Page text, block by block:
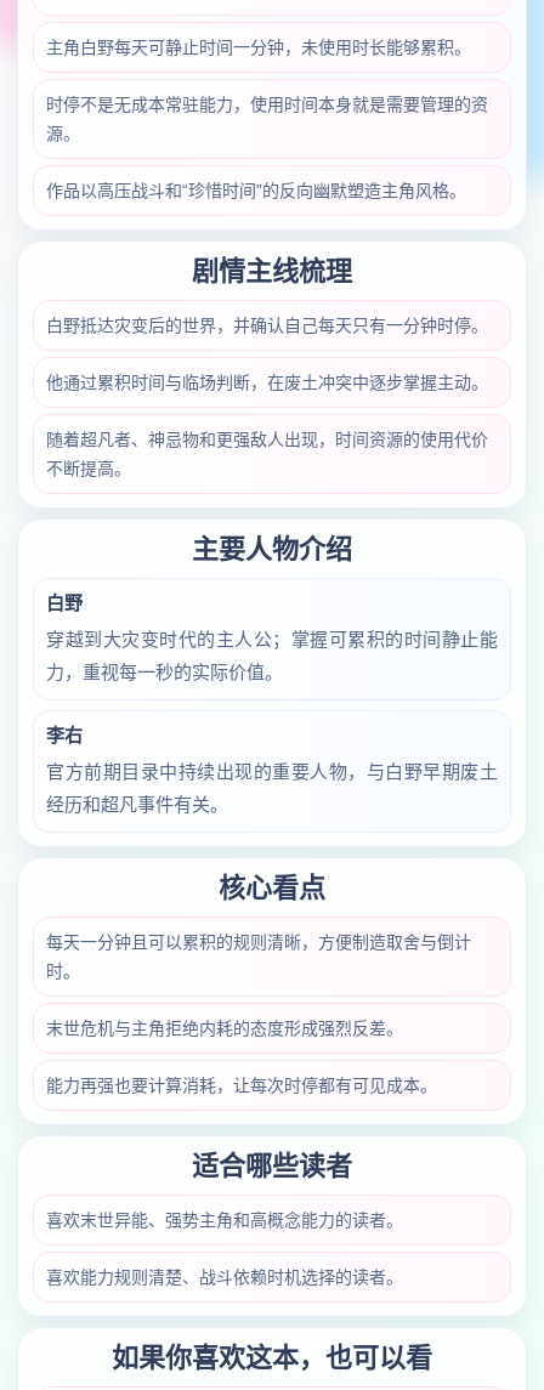
主角白野每天可静止时间一分钟，未使用时长能够累积。
时停不是无成本常驻能力，使用时间本身就是需要管理的资
源。
作品以高压战斗和“珍惜时间”的反向幽默塑造主角风格。
剧情主线梳理
白野抵达灾变后的世界，并确认自己每天只有一分钟时停。
他通过累积时间与临场判断，在废土冲突中逐步掌握主动。
随着超凡者、神忌物和更强敌人出现，时间资源的使用代价
不断提高。
主要人物介绍
白野
穿越到大灾变时代的主人公；掌握可累积的时间静止能
力，重视每一秒的实际价值。
李右
官方前期目录中持续出现的重要人物，与白野早期废土
经历和超凡事件有关。
核心看点
每天一分钟且可以累积的规则清晰，方便制造取舍与倒计
时。
末世危机与主角拒绝内耗的态度形成强烈反差。
能力再强也要计算消耗，让每次时停都有可见成本。
适合哪些读者
喜欢末世异能、强势主角和高概念能力的读者。
喜欢能力规则清楚、战斗依赖时机选择的读者。
如果你喜欢这本，也可以看